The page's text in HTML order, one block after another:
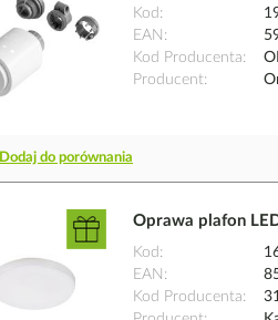
Kod
EAN
Kod Producenta
Producent
Dodaj do porównania
Oprawa plafon
Kod
EAN
Kod Producenta